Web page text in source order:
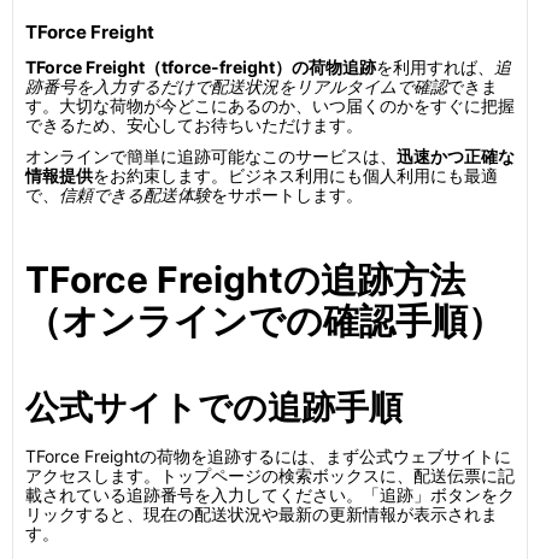
TForce Freight
TForce Freight（tforce-freight）の荷物追跡を利用すれば、
追
跡番号を入力するだけで配送状況をリアルタイムで確認できま
す。大切な荷物が今どこにあるのか、いつ届くのかをすぐに把握
できるため、安心してお待ちいただけます。
オンラインで簡単に追跡可能なこのサービスは、 迅速かつ正確な
情報提供をお約束します。ビジネス利用にも個人利用にも最適
で、 信頼できる配送体験をサポートします。
TForce Freightの追跡方法
（オンラインでの確認手順）
公式サイトでの追跡手順
TForce Freightの荷物を追跡するには、まず公式ウェブサイトに
アクセスします。トップページの検索ボックスに、配送伝票に記
載されている追跡番号を入力してください。「追跡」ボタンをク
リックすると、現在の配送状況や最新の更新情報が表示されま
す。